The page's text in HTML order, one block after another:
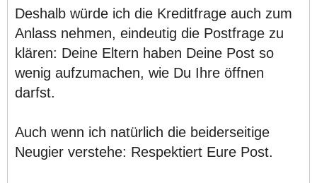
Deshalb würde ich die Kreditfrage auch zum
Anlass nehmen, eindeutig die Postfrage zu
klären: Deine Eltern haben Deine Post so
wenig aufzumachen, wie Du Ihre öffnen
darfst.
Auch wenn ich natürlich die beiderseitige
Neugier verstehe: Respektiert Eure Post.